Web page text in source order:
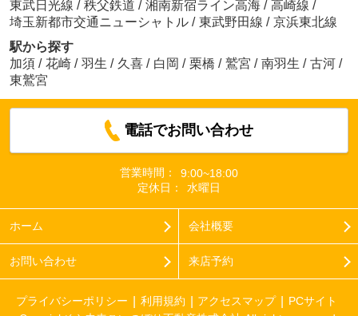
東武日光線 / 秩父鉄道 / 湘南新宿ライン高海 / 高崎線 /
埼玉新都市交通ニューシャトル / 東武野田線 / 京浜東北線
駅から探す
加須 / 花崎 / 羽生 / 久喜 / 白岡 / 栗橋 / 鷲宮 / 南羽生 / 古河 /
東鷲宮
電話でお問い合わせ
営業時間：
9:00~18:00
定休日：
水曜日
ホーム 会社概要
お問い合わせ 来店予約
プライバシーポリシー 利用規約 アクセスマップ
PCサイト